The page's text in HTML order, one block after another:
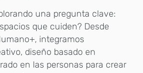
una pregunta clave:
que cuiden? Desde
integramos
diseño basado en
en las personas para crear